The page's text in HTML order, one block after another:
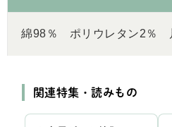
綿98％ ポリウレタン2％
関連特集・読みもの